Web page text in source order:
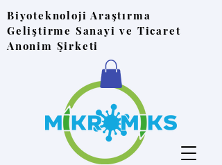
Biyoteknoloji Araştırma
Geliştirme Sanayi ve Ticaret
Anonim Şirketi